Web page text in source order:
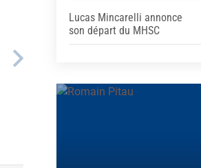
Lucas Mincarelli annonce
son départ du MHSC